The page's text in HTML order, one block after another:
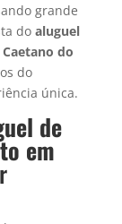
grande
do aluguel
Caetano do
do
única.
de
em